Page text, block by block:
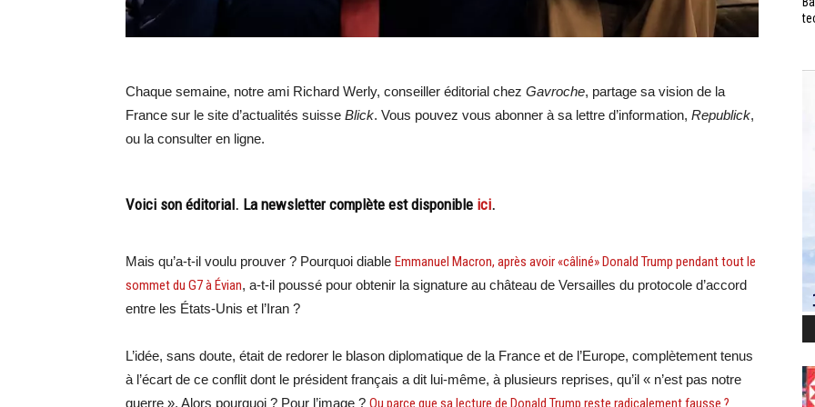
Chaque semaine, notre ami Richard Werly, conseiller éditorial chez Gavroche, partage sa vision de la
France sur le site d’actualités suisse Blick. Vous pouvez vous abonner à sa lettre d’information, Republick,
ou la consulter en ligne.
Voici son éditorial. La newsletter complète est disponible ici.
Mais qu’a-t-il voulu prouver ? Pourquoi diable Emmanuel Macron, après avoir «câliné» Donald Trump pendant tout le
sommet du G7 à Évian, a-t-il poussé pour obtenir la signature au château de Versailles du protocole d’accord
entre les États-Unis et l’Iran ?
L’idée, sans doute, était de redorer le blason diplomatique de la France et de l’Europe, complètement tenus
à l’écart de ce conflit dont le président français a dit lui-même, à plusieurs reprises, qu’il « n’est pas notre
guerre ». Alors pourquoi ? Pour l’image ? Ou parce que sa lecture de Donald Trump reste radicalement fausse ?